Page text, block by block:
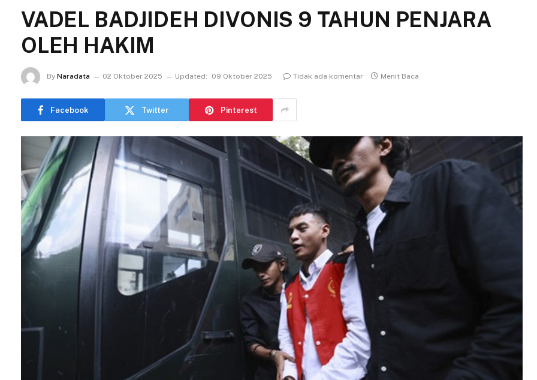
VADEL BADJIDEH DIVONIS 9 TAHUN PENJARA
OLEH HAKIM
By Naradata 02 Oktober 2025 Updated: 09 Oktober 2025 Tidak ada komentar Menit Baca
Facebook Twitter Pinterest